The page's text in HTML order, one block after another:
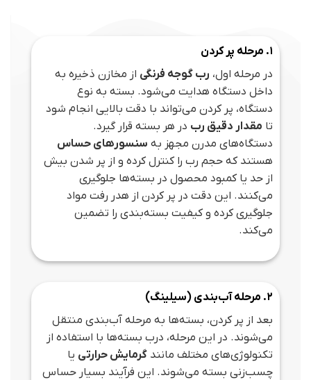
1. مرحله پر کردن
در مرحله اول، رب گوجه فرنگی از مخازن ذخیره به
داخل دستگاه هدایت می‌شود. بسته به نوع
دستگاه، پر کردن می‌تواند با دقت بالایی انجام شود
تا مقدار دقیق رب در هر بسته قرار گیرد.
دستگاه‌های مدرن مجهز به سنسورهای حساس
هستند که حجم رب را کنترل کرده و از پر شدن بیش
از حد یا کمبود محصول در بسته‌ها جلوگیری
می‌کنند. این دقت در پر کردن از هدر رفت مواد
جلوگیری کرده و کیفیت بسته‌بندی را تضمین
می‌کند.
2. مرحله آب‌بندی (سیلینگ)
بعد از پر کردن، بسته‌ها به مرحله آب‌بندی منتقل
می‌شوند. در این مرحله، درب بسته‌ها با استفاده از
تکنولوژی‌های مختلف مانند گرمایش حرارتی یا
چسب‌زنی بسته می‌شوند. این فرآیند بسیار حساس